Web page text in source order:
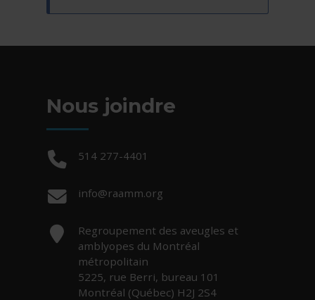
Nous joindre
Téléphone :
514 277-4401
Courriel :
info@raamm.org
Adresse :
Regroupement des aveugles et
amblyopes du Montréal
métropolitain
5225, rue Berri, bureau 101
Montréal (Québec) H2J 2S4